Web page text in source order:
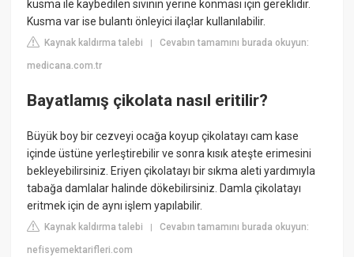
kusma ile kaybedilen sıvının yerine konması için gereklidir.
Kusma var ise bulantı önleyici ilaçlar kullanılabilir.
Kaynak kaldırma talebi |Cevabın tamamını burada okuyun:
medicana.com.tr
Bayatlamış çikolata nasıl eritilir?
Büyük boy bir cezveyi ocağa koyup çikolatayı cam kase
içinde üstüne yerleştirebilir ve sonra kısık ateşte erimesini
bekleyebilirsiniz. Eriyen çikolatayı bir sıkma aleti yardımıyla
tabağa damlalar halinde dökebilirsiniz. Damla çikolatayı
eritmek için de aynı işlem yapılabilir.
Kaynak kaldırma talebi |Cevabın tamamını burada okuyun:
nefisyemektarifleri.com